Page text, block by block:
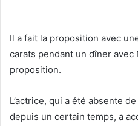
Il a fait la proposition avec
carats pendant un dîner avec
proposition.
L’actrice, qui a été absente
depuis un certain temps, a